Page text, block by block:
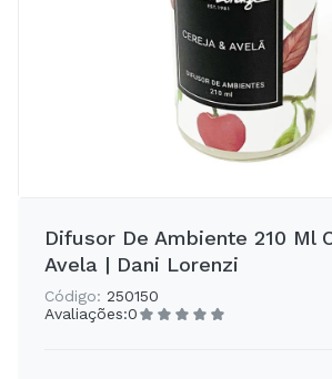
Difusor De Ambiente 210 Ml
Avela | Dani Lorenzi
Código: 250150
Avaliações:0